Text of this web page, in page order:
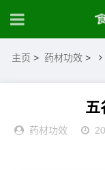
主页 > 药材功效 >
五
药材功效